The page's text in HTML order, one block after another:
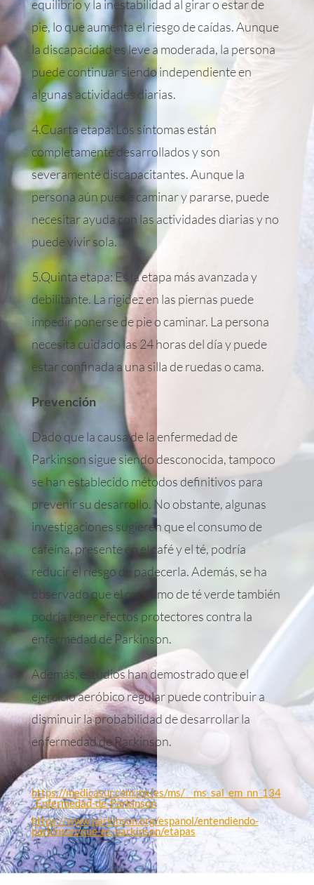
equilibrio y la inestabilidad al girar o estar de
pie, lo que aumenta el riesgo de caídas. Aunque
la discapacidad es leve a moderada, la persona
puede continuar siendo independiente en
algunas actividades diarias.
4.Cuarta etapa: Los síntomas están
completamente desarrollados y son
severamente discapacitantes. Aunque la
persona aún puede caminar y pararse, puede
necesitar ayuda con las actividades diarias y no
puede vivir sola.
5.Quinta etapa: Es la etapa más avanzada y
debilitante. La rigidez en las piernas puede
impedir ponerse de pie o caminar. La persona
necesita cuidado las 24 horas del día y puede
estar confinada a una silla de ruedas o cama.
Prevención
Dado que la causa de la enfermedad de
Parkinson sigue siendo desconocida, tampoco
se han establecido métodos definitivos para
prevenir su desarrollo. No obstante, algunas
investigaciones sugieren que el consumo de
cafeína, presente en el café y el té, podría
reducir el riesgo de padecerla. Además, se ha
observado que el consumo de té verde también
podría tener efectos protectores contra la
enfermedad de Parkinson.
Además, estudios han demostrado que el
ejercicio aeróbico regular puede contribuir a
disminuir la probabilidad de desarrollar la
enfermedad de Parkinson.
https://medicasur.com.mx/es/ms/__ms_sal_em_nn_134
_Enfermedad-de-Parkinson
https://www.parkinson.org/espanol/entendiendo-
parkinson/que-es-parkinson/etapas